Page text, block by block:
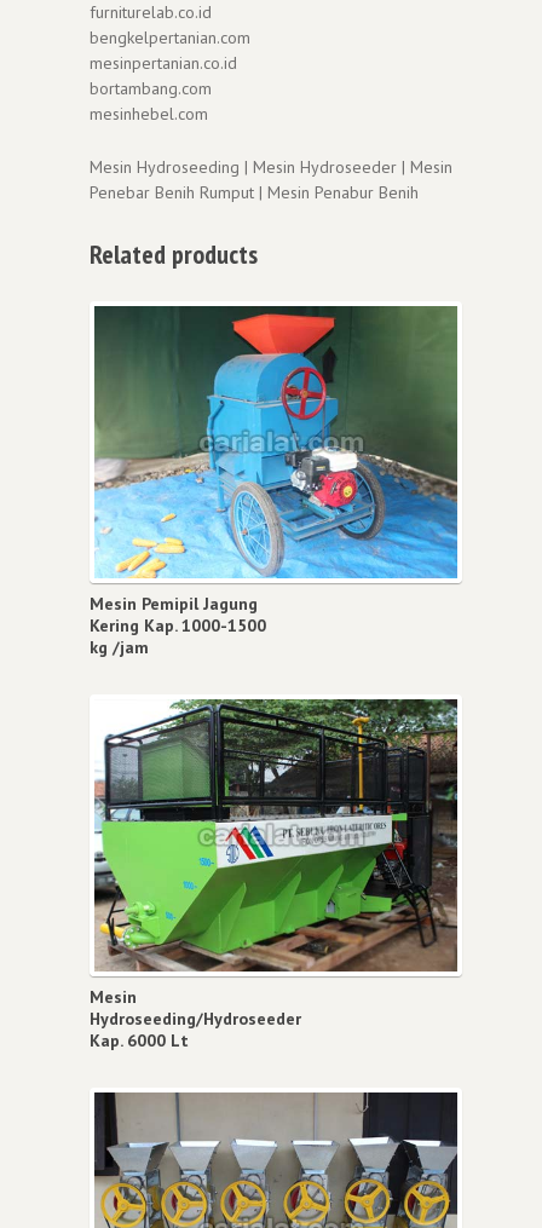
furniturelab.co.id
bengkelpertanian.com
mesinpertanian.co.id
bortambang.com
mesinhebel.com
Mesin Hydroseeding | Mesin Hydroseeder | Mesin
Penebar Benih Rumput | Mesin Penabur Benih
Related products
Mesin Pemipil Jagung
Kering Kap. 1000-1500
kg /jam
Mesin
Hydroseeding/Hydroseeder
Kap. 6000 Lt